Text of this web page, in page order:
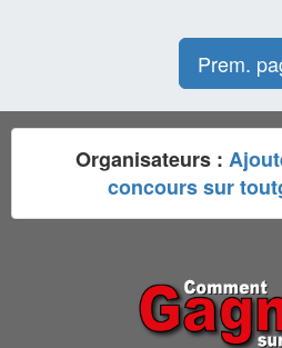
Prem.
Organisateurs :
concours sur